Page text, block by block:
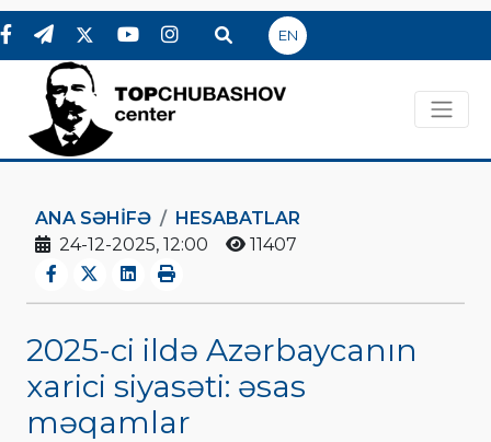
EN
ANA SƏHIFƏ
HESABATLAR
24-12-2025, 12:00
11407
2025-ci ildə Azərbaycanın
xarici siyasəti: əsas
məqamlar